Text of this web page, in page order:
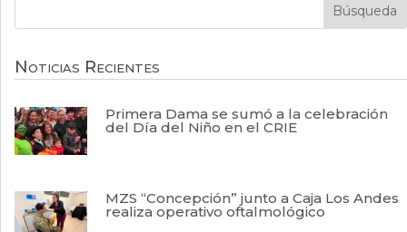
Noticias Recientes
Primera Dama se sumó a la celebración
del Día del Niño en el CRIE
MZS “Concepción” junto a Caja Los Andes
realiza operativo oftalmológico